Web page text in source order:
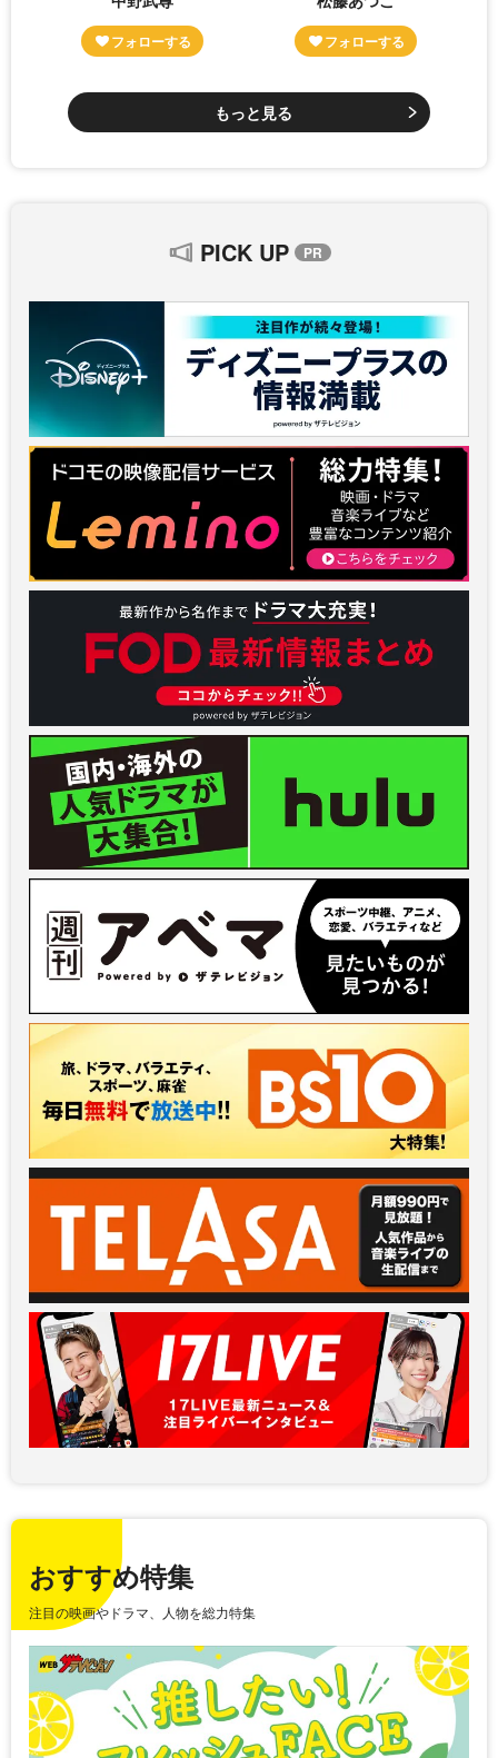
もっと見る
PICK UP
おすすめ特集
注目の映画やドラマ、人物を総力特集